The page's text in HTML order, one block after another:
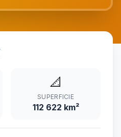
📐
SUPERFICIE
112 622 km²